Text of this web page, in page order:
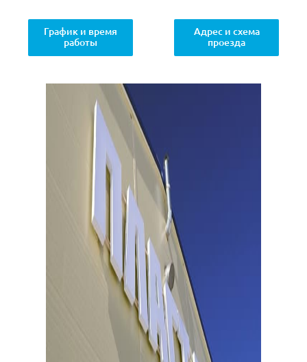
График и время
работы
Адрес и схема
проезда